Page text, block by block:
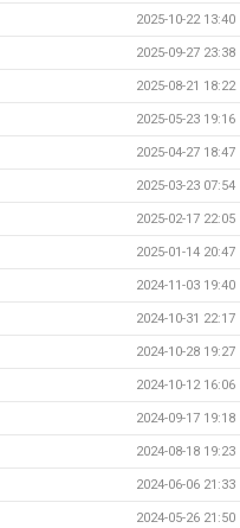
2025-10-22 13:40
2025-09-27 23:38
2025-08-21 18:22
2025-05-23 19:16
2025-04-27 18:47
2025-03-23 07:54
2025-02-17 22:05
2025-01-14 20:47
2024-11-03 19:40
2024-10-31 22:17
2024-10-28 19:27
2024-10-12 16:06
2024-09-17 19:18
2024-08-18 19:23
2024-06-06 21:33
2024-05-26 21:50